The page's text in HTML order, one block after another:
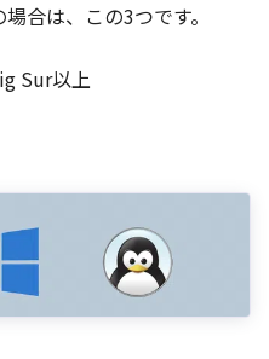
合は、この3つです。
Sur以上